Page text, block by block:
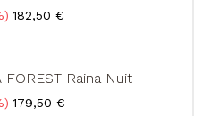
Prix
182,50 €
Raina Nuit
Prix
179,50 €